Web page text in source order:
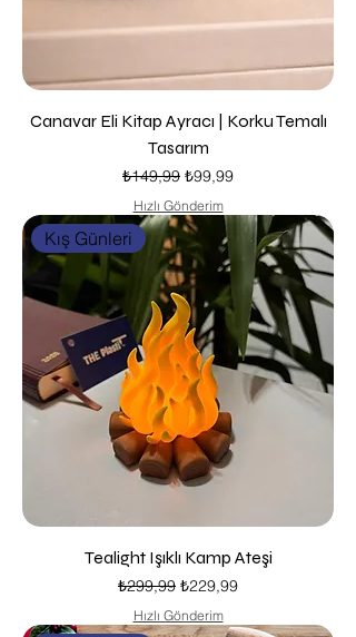
Canavar Eli Kitap Ayracı | Korku Temalı
Tasarım
Normal Fiyat
₺149,99 İndirimli Fiyat
₺99,99
Hızlı Gönderim
Kış Günleri
Tealight Işıklı Kamp Ateşi
Normal Fiyat
₺299,99 İndirimli Fiyat
₺229,99
Hızlı Gönderim